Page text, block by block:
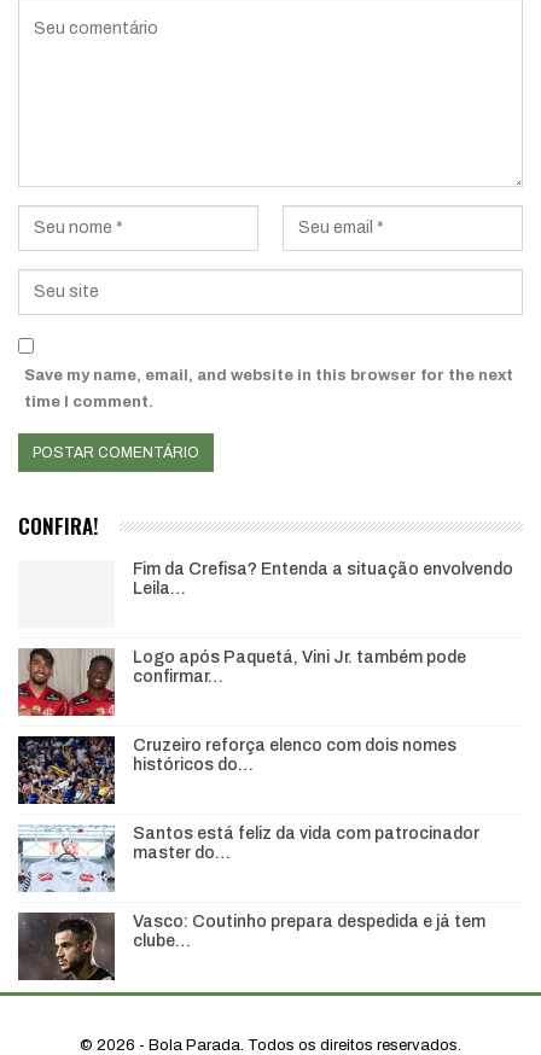
Save my name, email, and website in this browser for the next
time I comment.
CONFIRA!
Fim da Crefisa? Entenda a situação envolvendo
Leila…
Logo após Paquetá, Vini Jr. também pode
confirmar…
Cruzeiro reforça elenco com dois nomes
históricos do…
Santos está feliz da vida com patrocinador
master do…
Vasco: Coutinho prepara despedida e já tem
clube…
© 2026 - Bola Parada. Todos os direitos reservados.